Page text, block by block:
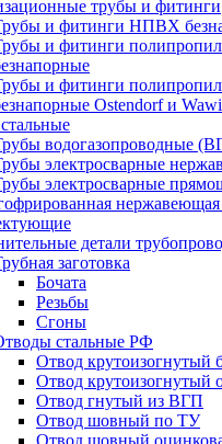
трубы и фитинги
и фитинги НПВХ
и фитинги
и фитинги
Ostendorf и
водогазопроводные
электросварные
электросварные
детали
заготовка
Бочата
Резьбы
Сгоны
стальные РФ
Отвод крутоизогнутый
Отвод крутоизогнутый
Отвод гнутый из ВГП
Отвод шовный по ТУ
Отвод шовный